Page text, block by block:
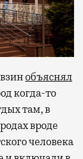
объяснял
когда-то
там, в
вроде
человека